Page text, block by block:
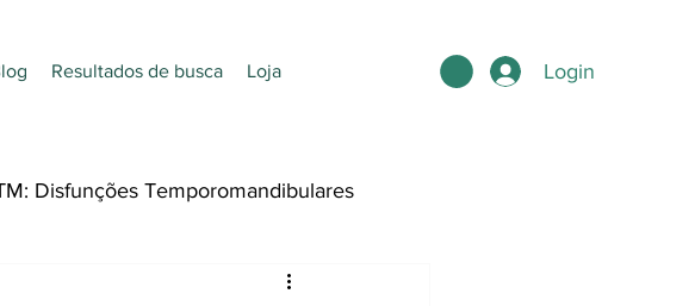
Resultados de busca Loja Login
Disfunções Temporomandibulares